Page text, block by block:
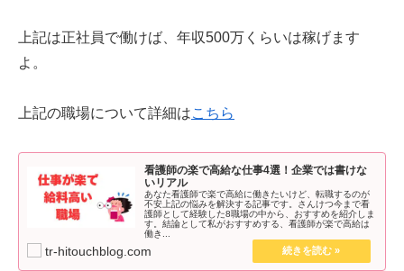
上記は正社員で働けば、年収500万くらいは稼げます
よ。
上記の職場について詳細はこちら
看護師の楽で高給な仕事4選！企業では書けな
いリアル
あなた看護師で楽で高給に働きたいけど、転職するのが
不安上記の悩みを解決する記事です。さんけつ今まで看
護師として経験した8職場の中から、おすすめを紹介しま
す。結論として私がおすすめする、看護師が楽で高給は
働き...
tr-hitouchblog.com